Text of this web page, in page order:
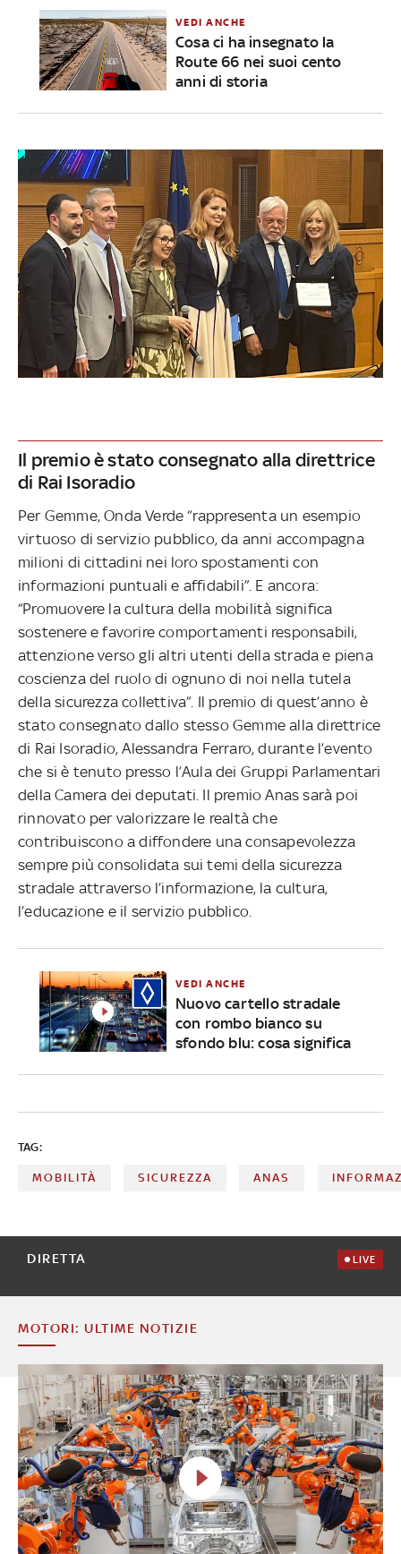
VEDI ANCHE
Cosa ci ha insegnato la
Route 66 nei suoi cento
anni di storia
Il premio è stato consegnato alla direttrice
di Rai Isoradio
Per Gemme, Onda Verde “rappresenta un esempio
virtuoso di servizio pubblico, da anni accompagna
milioni di cittadini nei loro spostamenti con
informazioni puntuali e affidabili”. E ancora:
“Promuovere la cultura della mobilità significa
sostenere e favorire comportamenti responsabili,
attenzione verso gli altri utenti della strada e piena
coscienza del ruolo di ognuno di noi nella tutela
della sicurezza collettiva”. Il premio di quest’anno è
stato consegnato dallo stesso Gemme alla direttrice
di Rai Isoradio, Alessandra Ferraro, durante l’evento
che si è tenuto presso l’Aula dei Gruppi Parlamentari
della Camera dei deputati. Il premio Anas sarà poi
rinnovato per valorizzare le realtà che
contribuiscono a diffondere una consapevolezza
sempre più consolidata sui temi della sicurezza
stradale attraverso l’informazione, la cultura,
l’educazione e il servizio pubblico.
VEDI ANCHE
Nuovo cartello stradale
con rombo bianco su
sfondo blu: cosa significa
TAG:
MOBILITÀ SICUREZZA ANAS
DIRETTA LIVE
MOTORI: ULTIME NOTIZIE